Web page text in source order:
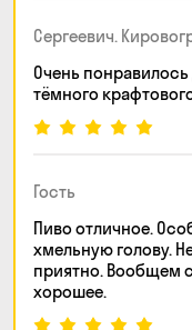
Сергеевич.
Очень
тёмного
Гость
Пиво отличное.
хмельную голову.
приятно. Вообщем
хорошее.